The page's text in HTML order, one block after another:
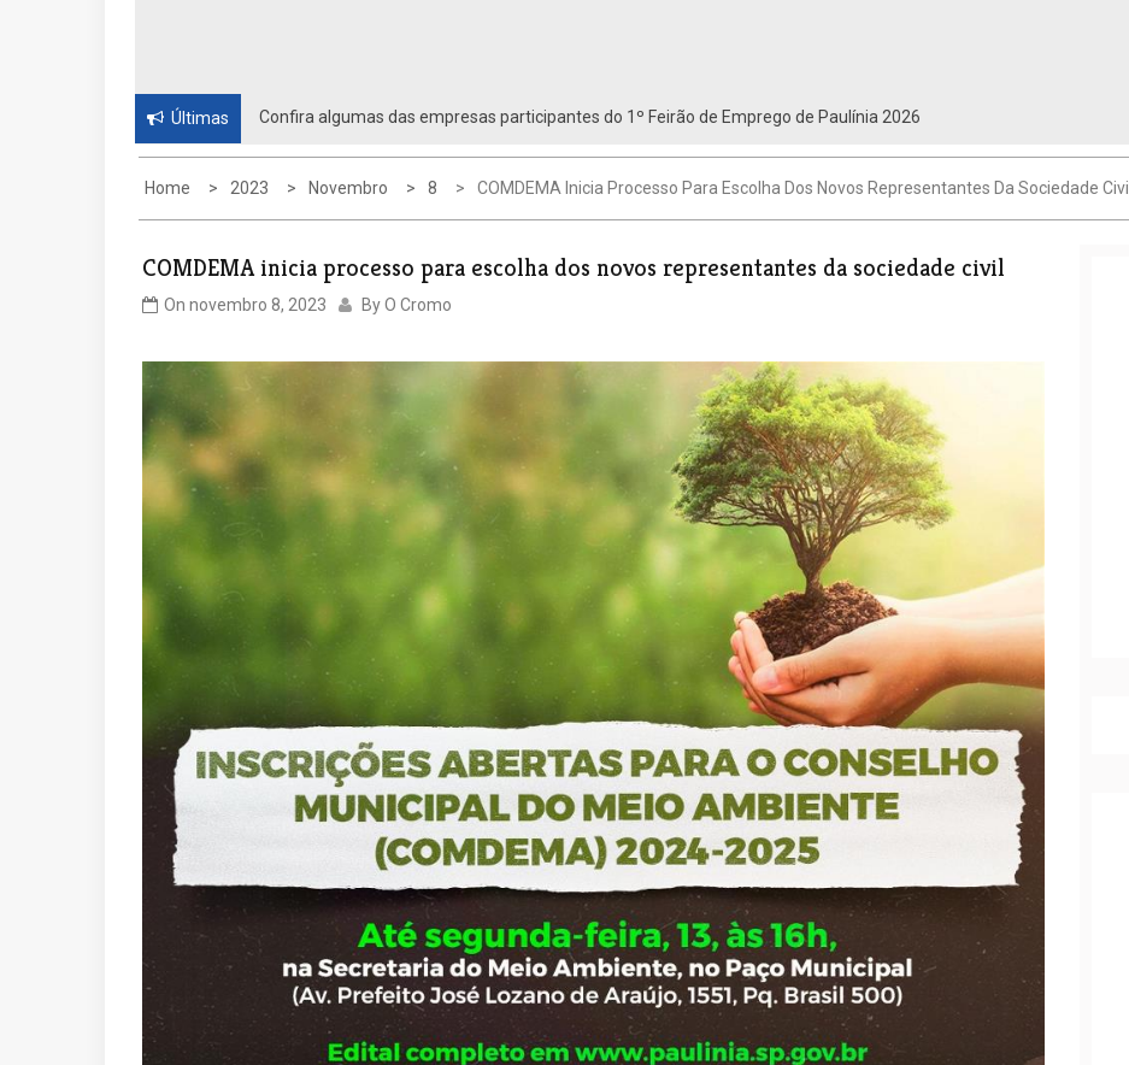
Últimas Confira algumas das empresas participantes do 1º Feirão de Emprego de Paulínia 2026
Home 2023 Novembro 8 COMDEMA Inicia Processo Para Escolha Dos Novos Representantes Da Sociedade Civil
COMDEMA inicia processo para escolha dos novos representantes da sociedade civil
On novembro 8, 2023 ByO Cromo